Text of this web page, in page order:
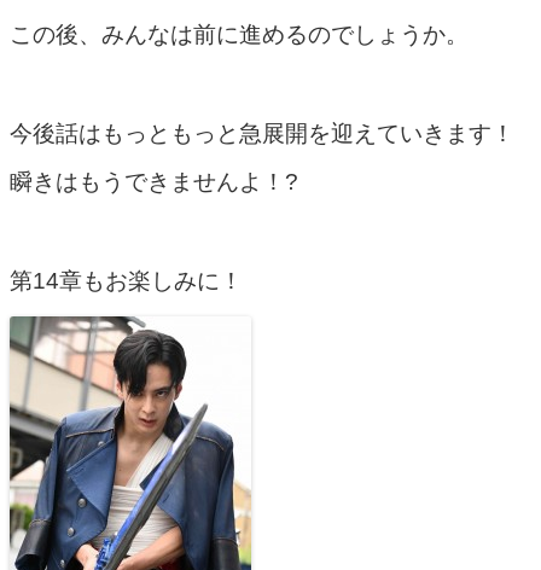
この後、みんなは前に進めるのでしょうか。
今後話はもっともっと急展開を迎えていきます！
瞬きはもうできませんよ！?
第14章もお楽しみに！